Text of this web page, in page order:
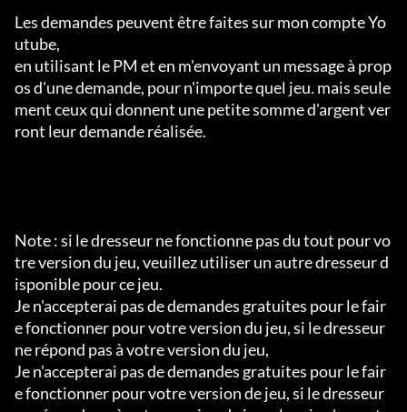
Les demandes peuvent être faites sur mon compte Yo
utube,
en utilisant le PM et en m'envoyant un message à prop
os d'une demande, pour n'importe quel jeu. mais seule
ment ceux qui donnent une petite somme d'argent ver
ront leur demande réalisée.
Note : si le dresseur ne fonctionne pas du tout pour vo
tre version du jeu, veuillez utiliser un autre dresseur d
isponible pour ce jeu.
Je n'accepterai pas de demandes gratuites pour le fair
e fonctionner pour votre version du jeu, si le dresseur
ne répond pas à votre version du jeu,
Je n'accepterai pas de demandes gratuites pour le fair
e fonctionner pour votre version de jeu, si le dresseur